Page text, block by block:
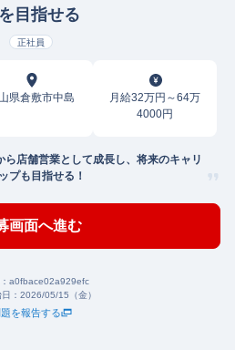
目指せる
正社員
県倉敷市中島
月給32万円～64万
4000円
店舗営業として成長し、将来のキャリ
プも目指せる！
画面へ進む
a0fbace02a929efc
： 2026/05/15（金）
を報告する